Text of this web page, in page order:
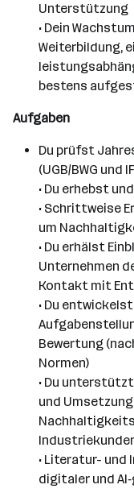
Unterstützung
• Dein
Weiterbildung,
bestens
Aufgaben
Du prüfst
(UGB/BWG und
• Du erhebst
• Schrittweise
um
• Du erhälst
Unternehmen
Kontakt mit
• Du
Bewertung
Normen)
• Du
und
• Literatur- und
digitaler und